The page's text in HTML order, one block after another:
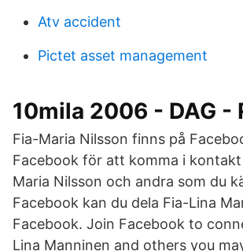
Atv accident
Pictet asset management
10mila 2006 - DAG -
Fia-Maria Nilsson finns på
Facebook för att komma i
Maria Nilsson och andra som du
Facebook kan du dela Fia-Lina
Facebook. Join Facebook to
Lina Manninen and others you